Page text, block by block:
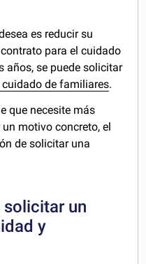
es reducir su
para el cuidado
años, se puede solicitar
de familiares.
que necesite más
motivo concreto, el
de solicitar una
solicitar un
y